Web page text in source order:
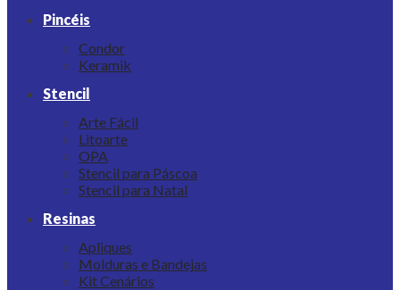
Pincéis
Condor
Keramik
Stencil
Arte Fácil
Litoarte
OPA
Stencil para Páscoa
Stencil para Natal
Resinas
Apliques
Molduras e Bandejas
Kit Cenários